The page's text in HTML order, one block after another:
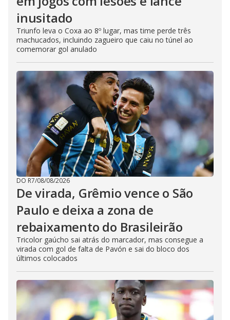
inusitado
Triunfo leva o Coxa ao 8º lugar, mas time perde três
machucados, incluindo zagueiro que caiu no túnel ao
comemorar gol anulado
DO R7/08/08/2026
De virada, Grêmio vence o São
Paulo e deixa a zona de
rebaixamento do Brasileirão
Tricolor gaúcho sai atrás do marcador, mas consegue a
virada com gol de falta de Pavón e sai do bloco dos
últimos colocados